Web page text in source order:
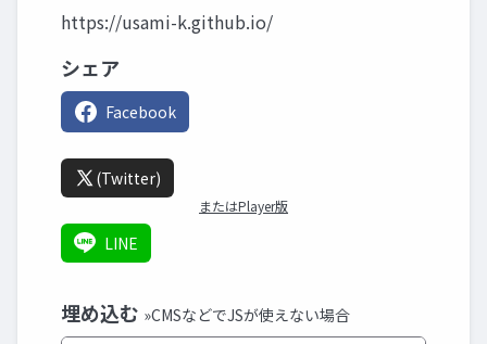
https://usami-k.github.io/
シェア
Facebook
(Twitter)
またはPlayer版
LINE
埋め込む »CMSなどでJSが使えない場合